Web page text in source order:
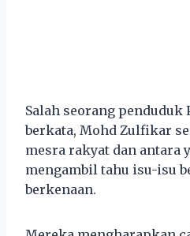
Salah seorang penduduk
berkata, Mohd Zulfikar
mesra rakyat dan antara
mengambil tahu isu-isu
berkenaan.